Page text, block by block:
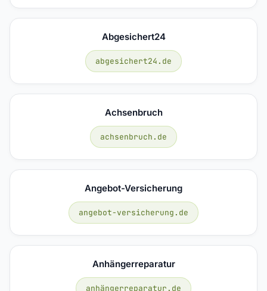
Abgesichert24
abgesichert24.de
Achsenbruch
achsenbruch.de
Angebot-Versicherung
angebot-versicherung.de
Anhängerreparatur
anhängerreparatur.de